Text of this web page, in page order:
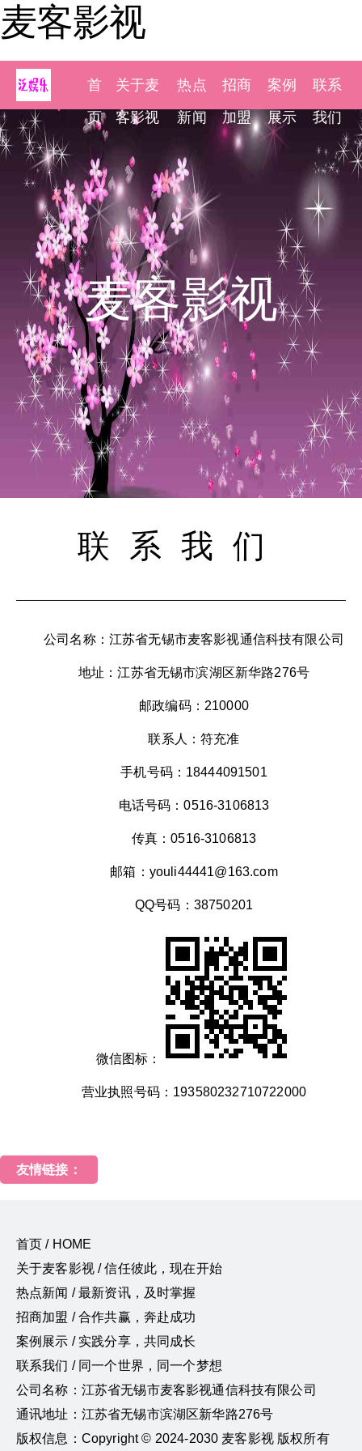
麦客影视
首
页
关于麦
客影视
热点
新闻
招商
加盟
案例
展示
联系
我们
麦客影视
联系我们
公司名称：江苏省无锡市麦客影视通信科技有限公司
地址：江苏省无锡市滨湖区新华路276号
邮政编码：210000
联系人：符充准
手机号码：18444091501
电话号码：0516-3106813
传真：0516-3106813
邮箱：youli44441@163.com
QQ号码：38750201
微信图标：
营业执照号码：193580232710722000
友情链接：
首页 / HOME
关于麦客影视 / 信任彼此，现在开始
热点新闻 / 最新资讯，及时掌握
招商加盟 / 合作共赢，奔赴成功
案例展示 / 实践分享，共同成长
联系我们 / 同一个世界，同一个梦想
公司名称：江苏省无锡市麦客影视通信科技有限公司
通讯地址：江苏省无锡市滨湖区新华路276号
版权信息：Copyright © 2024-2030 麦客影视 版权所有